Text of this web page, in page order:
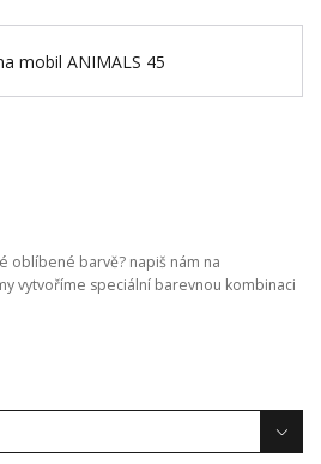
oblíbené barvě? napiš nám na
vytvoříme speciální barevnou kombinaci